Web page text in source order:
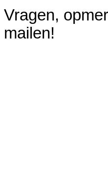
Vragen,
mailen!